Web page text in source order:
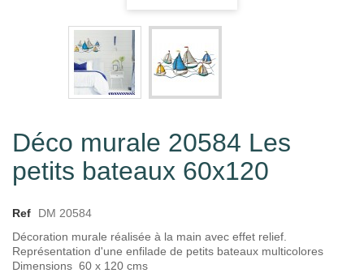
Déco murale 20584 Les
petits bateaux 60x120
Ref
DM 20584
Décoration murale réalisée à la main avec effet relief.
Représentation d'une enfilade de petits bateaux multicolores
Dimensions 60 x 120 cms